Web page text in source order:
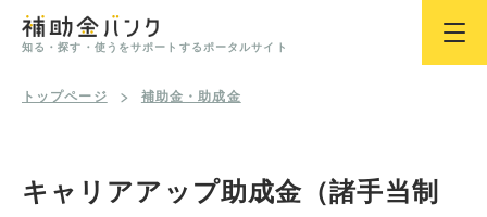
知る・探す・使うをサポートするポータルサイト
トップページ 補助金・助成金
キャリアアップ助成金（諸手当制